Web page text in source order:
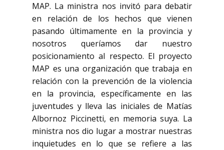
MAP. La ministra nos invitó para debatir
en relación de los hechos que vienen
pasando últimamente en la provincia y
nosotros queríamos dar nuestro
posicionamiento al respecto. El proyecto
MAP es una organización que trabaja en
relación con la prevención de la violencia
en la provincia, específicamente en las
juventudes y lleva las iniciales de Matías
Albornoz Piccinetti, en memoria suya. La
ministra nos dio lugar a mostrar nuestras
inquietudes en lo que se refiere a las